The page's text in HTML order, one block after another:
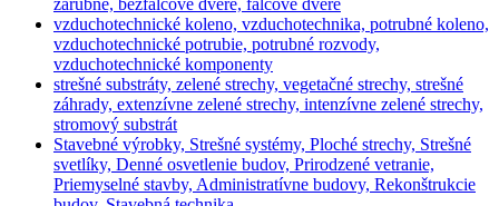
vzduchotechnické koleno, vzduchotechnika, potrubné koleno,
vzduchotechnické potrubie, potrubné rozvody,
vzduchotechnické komponenty
strešné substráty, zelené strechy, vegetačné strechy, strešné
záhrady, extenzívne zelené strechy, intenzívne zelené strechy,
stromový substrát
Stavebné výrobky, Strešné systémy, Ploché strechy, Strešné
svetlíky, Denné osvetlenie budov, Prirodzené vetranie,
Priemyselné stavby, Administratívne budovy, Rekonštrukcie